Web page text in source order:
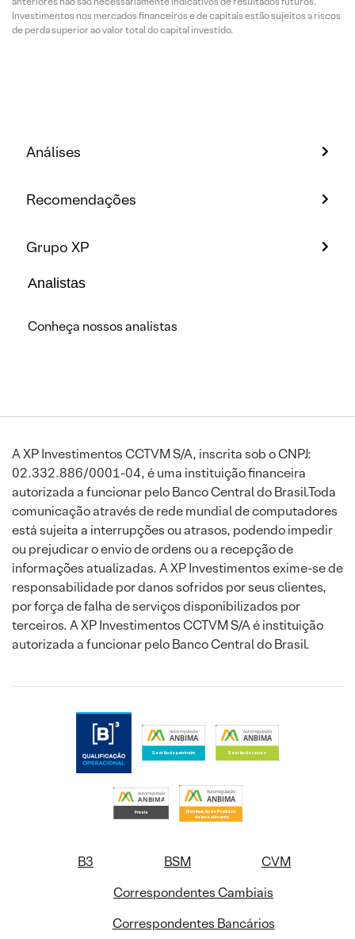
Investimentos nos mercados financeiros e de capitais estão sujeitos a riscos
de perda superior ao valor total do capital investido.
Análises
Recomendações
Grupo XP
Analistas
Conheça nossos analistas
A XP Investimentos CCTVM S/A, inscrita sob o CNPJ:
02.332.886/0001-04, é uma instituição financeira
autorizada a funcionar pelo Banco Central do Brasil.Toda
comunicação através de rede mundial de computadores
está sujeita a interrupções ou atrasos, podendo impedir
ou prejudicar o envio de ordens ou a recepção de
informações atualizadas. A XP Investimentos exime-se de
responsabilidade por danos sofridos por seus clientes,
por força de falha de serviços disponibilizados por
terceiros. A XP Investimentos CCTVM S/A é instituição
autorizada a funcionar pelo Banco Central do Brasil.
B3 BSM
CVM
Correspondentes Cambiais
Correspondentes Bancários